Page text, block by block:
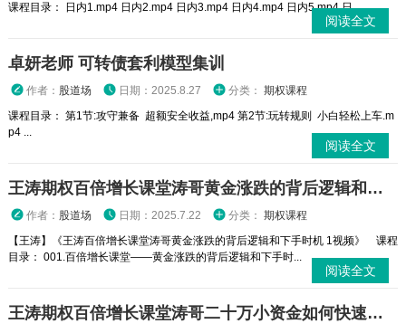
课程目录： 日内1.mp4 日内2.mp4 日内3.mp4 日内4.mp4 日内5.mp4 日...
阅读全文
卓妍老师 可转债套利模型集训
作者： 股道场 日期：2025.8.27 分类： 期权课程
课程目录： 第1节:攻守兼备 超额安全收益,mp4 第2节:玩转规则 小白轻松上车.m
p4 ...
阅读全文
王涛期权百倍增长课堂涛哥黄金涨跌的背后逻辑和下手时机 1视频
作者： 股道场 日期：2025.7.22 分类： 期权课程
【王涛】《王涛百倍增长课堂涛哥黄金涨跌的背后逻辑和下手时机 1视频》 课程
目录： 001.百倍增长课堂——黄金涨跌的背后逻辑和下手时...
阅读全文
王涛期权百倍增长课堂涛哥二十万小资金如何快速翻倍 1视频